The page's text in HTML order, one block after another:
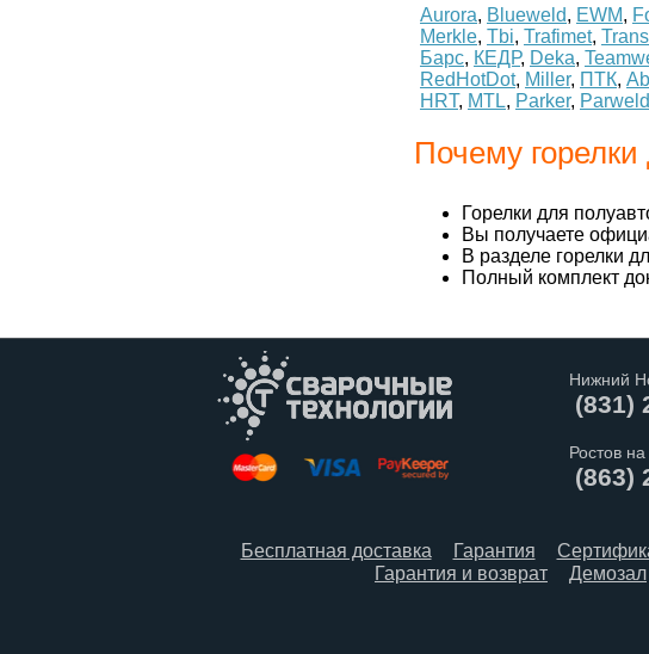
Aurora, Blueweld, EWM,
Merkle, Tbi, Trafimet,
Барс, КЕДР, Deka,
RedHotDot, Miller, ПТК,
HRT, MTL, Parker, Parweld
Почему
Горелки для
Вы получаете
В разделе горелки
Полный комплект
Нижний
(831)
Ростов
(863)
Бесплатная доставка Гарантия
Гарантия и возврат
Демозал